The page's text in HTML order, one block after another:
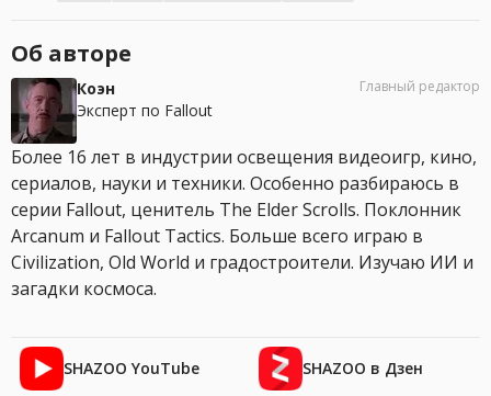
Об авторе
Коэн
Эксперт по Fallout
Главный редактор
Более 16 лет в индустрии освещения видеоигр, кино,
сериалов, науки и техники. Особенно разбираюсь в
серии Fallout, ценитель The Elder Scrolls. Поклонник
Arcanum и Fallout Tactics. Больше всего играю в
Civilization, Old World и градостроители. Изучаю ИИ и
загадки космоса.
SHAZOO YouTube SHAZOO в Дзен